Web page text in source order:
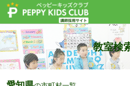
教室検